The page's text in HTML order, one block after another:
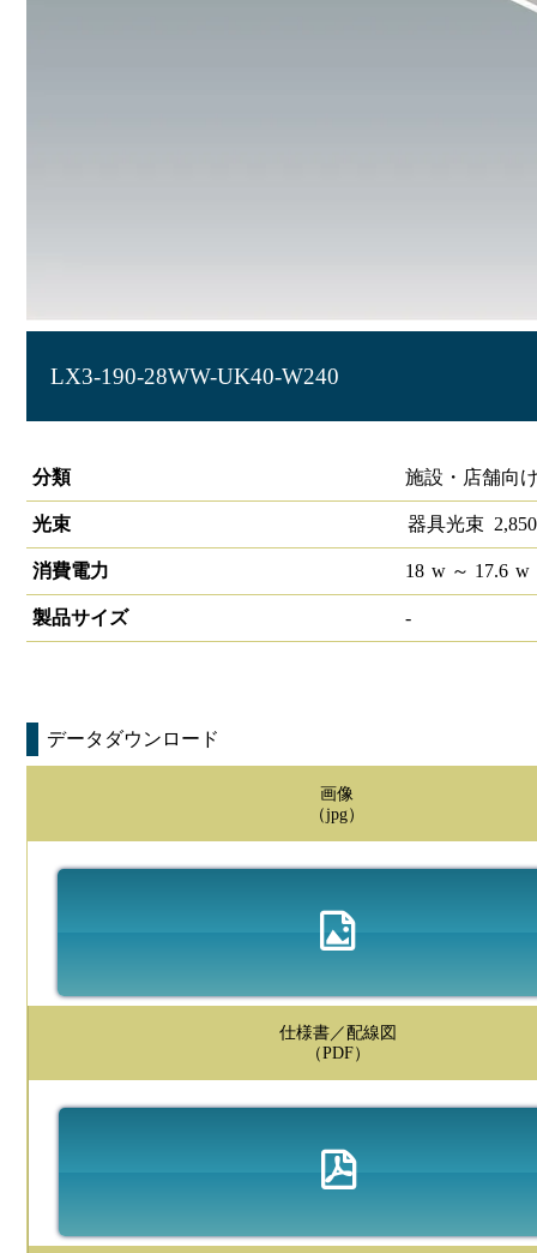
LX3-190-28WW-UK40-W240
分類
施設・店舗向
光束 器具光束 2,850
消費電力 18 w～ 17.6 w
製品サイズ -
データダウンロード
画像
（jpg）
仕様書／配線図
（PDF）